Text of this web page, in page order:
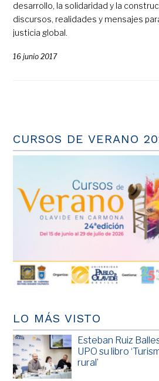
desarrollo, la solidaridad y la
discursos, realidades y mensajes
justicia global.
16 junio 2017
CURSOS DE VERANO
LO MÁS VISTO
Esteban Ruiz
UPO su libro
rural’